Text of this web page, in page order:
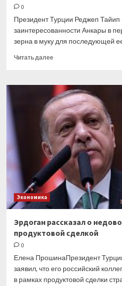
0
Президент Турции Реджеп Тайип
заинтересованности Анкары в
зерна в муку для последующей
Читать далееПрочитать
Турция
заявила
о заинтересованности
в переработке
зерна
РФ в муку
для
стран
Африки
Экономика
Эрдоган рассказал о
продуктовой сделкой
0
Елена ПрошинаПрезидент
заявил, что его российский
в рамках продуктовой сделки